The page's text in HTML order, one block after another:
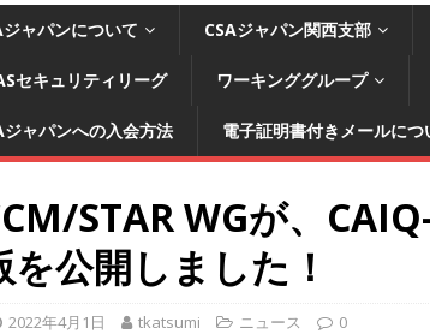
ジャパンについて CSAジャパン関西支部
セキュリティリーグ ワーキンググループ
ジャパンへの入会方法 電子証明書付きメールにつ
STAR WGが、
を公開しました！
2022年4月1日 tkatsumi ニュース 0